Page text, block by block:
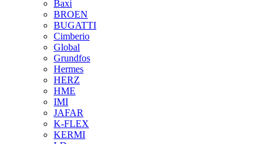
Baxi
BROEN
BUGATTI
Cimberio
Global
Grundfos
Hermes
HERZ
HME
IMI
JAFAR
K-FLEX
KERMI